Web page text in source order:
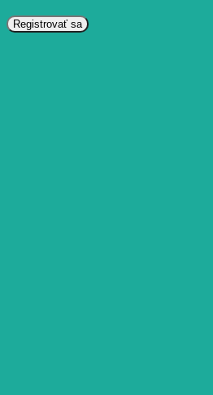
Registrovať sa